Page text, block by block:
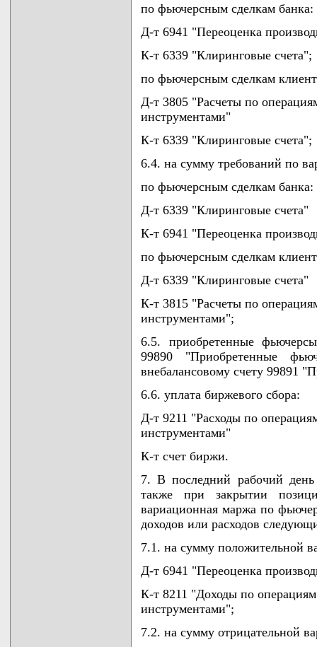
по фьючерсным сделкам банка:
Д-т 6941 "Переоценка
К-т 6339 "Клиринговые счета";
по фьючерсным сделкам
Д-т 3805 "Расчеты по
инструментами"
К-т 6339 "Клиринговые счета";
6.4. на сумму требований по
по фьючерсным сделкам банка:
Д-т 6339 "Клиринговые счета"
К-т 6941 "Переоценка
по фьючерсным сделкам
Д-т 6339 "Клиринговые счета"
К-т 3815 "Расчеты по
инструментами";
6.5. приобретенные
99890 "Приобретенные
внебалансовому счету 99891
6.6. уплата биржевого сбора:
Д-т 9211 "Расходы по
инструментами"
К-т счет биржи.
7. В последний рабочий
также при закрытии
вариационная маржа по
доходов или расходов
7.1. на сумму положительной
Д-т 6941 "Переоценка
К-т 8211 "Доходы по
инструментами";
7.2. на сумму отрицательной